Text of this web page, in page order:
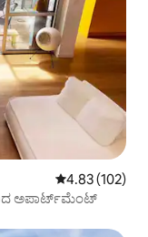
5 ರಲ್ಲಿ 4.83
4.83 (102)
ಅಪಾರ್ಟ್‌ಮೆಂಟ್